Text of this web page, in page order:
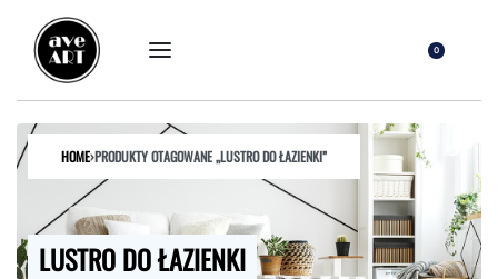
0
HOME›PRODUKTY OTAGOWANE „LUSTRO DO ŁAZIENKI”
LUSTRO DO ŁAZIENKI